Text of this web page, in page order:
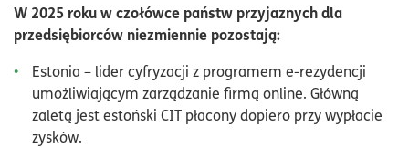
W 2025 roku w czołówce państw przyjaznych dla
przedsiębiorców niezmiennie pozostają:
Estonia – lider cyfryzacji z programem e-rezydencji
umożliwiającym zarządzanie firmą online. Główną
zaletą jest estoński CIT płacony dopiero przy wypłacie
zysków.